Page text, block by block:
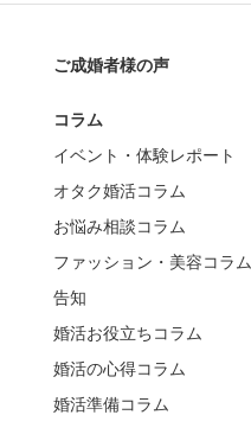
ご成婚者様の声
コラム
イベント・体験レポート
オタク婚活コラム
お悩み相談コラム
ファッション・美容コラム
告知
婚活お役立ちコラム
婚活の心得コラム
婚活準備コラム